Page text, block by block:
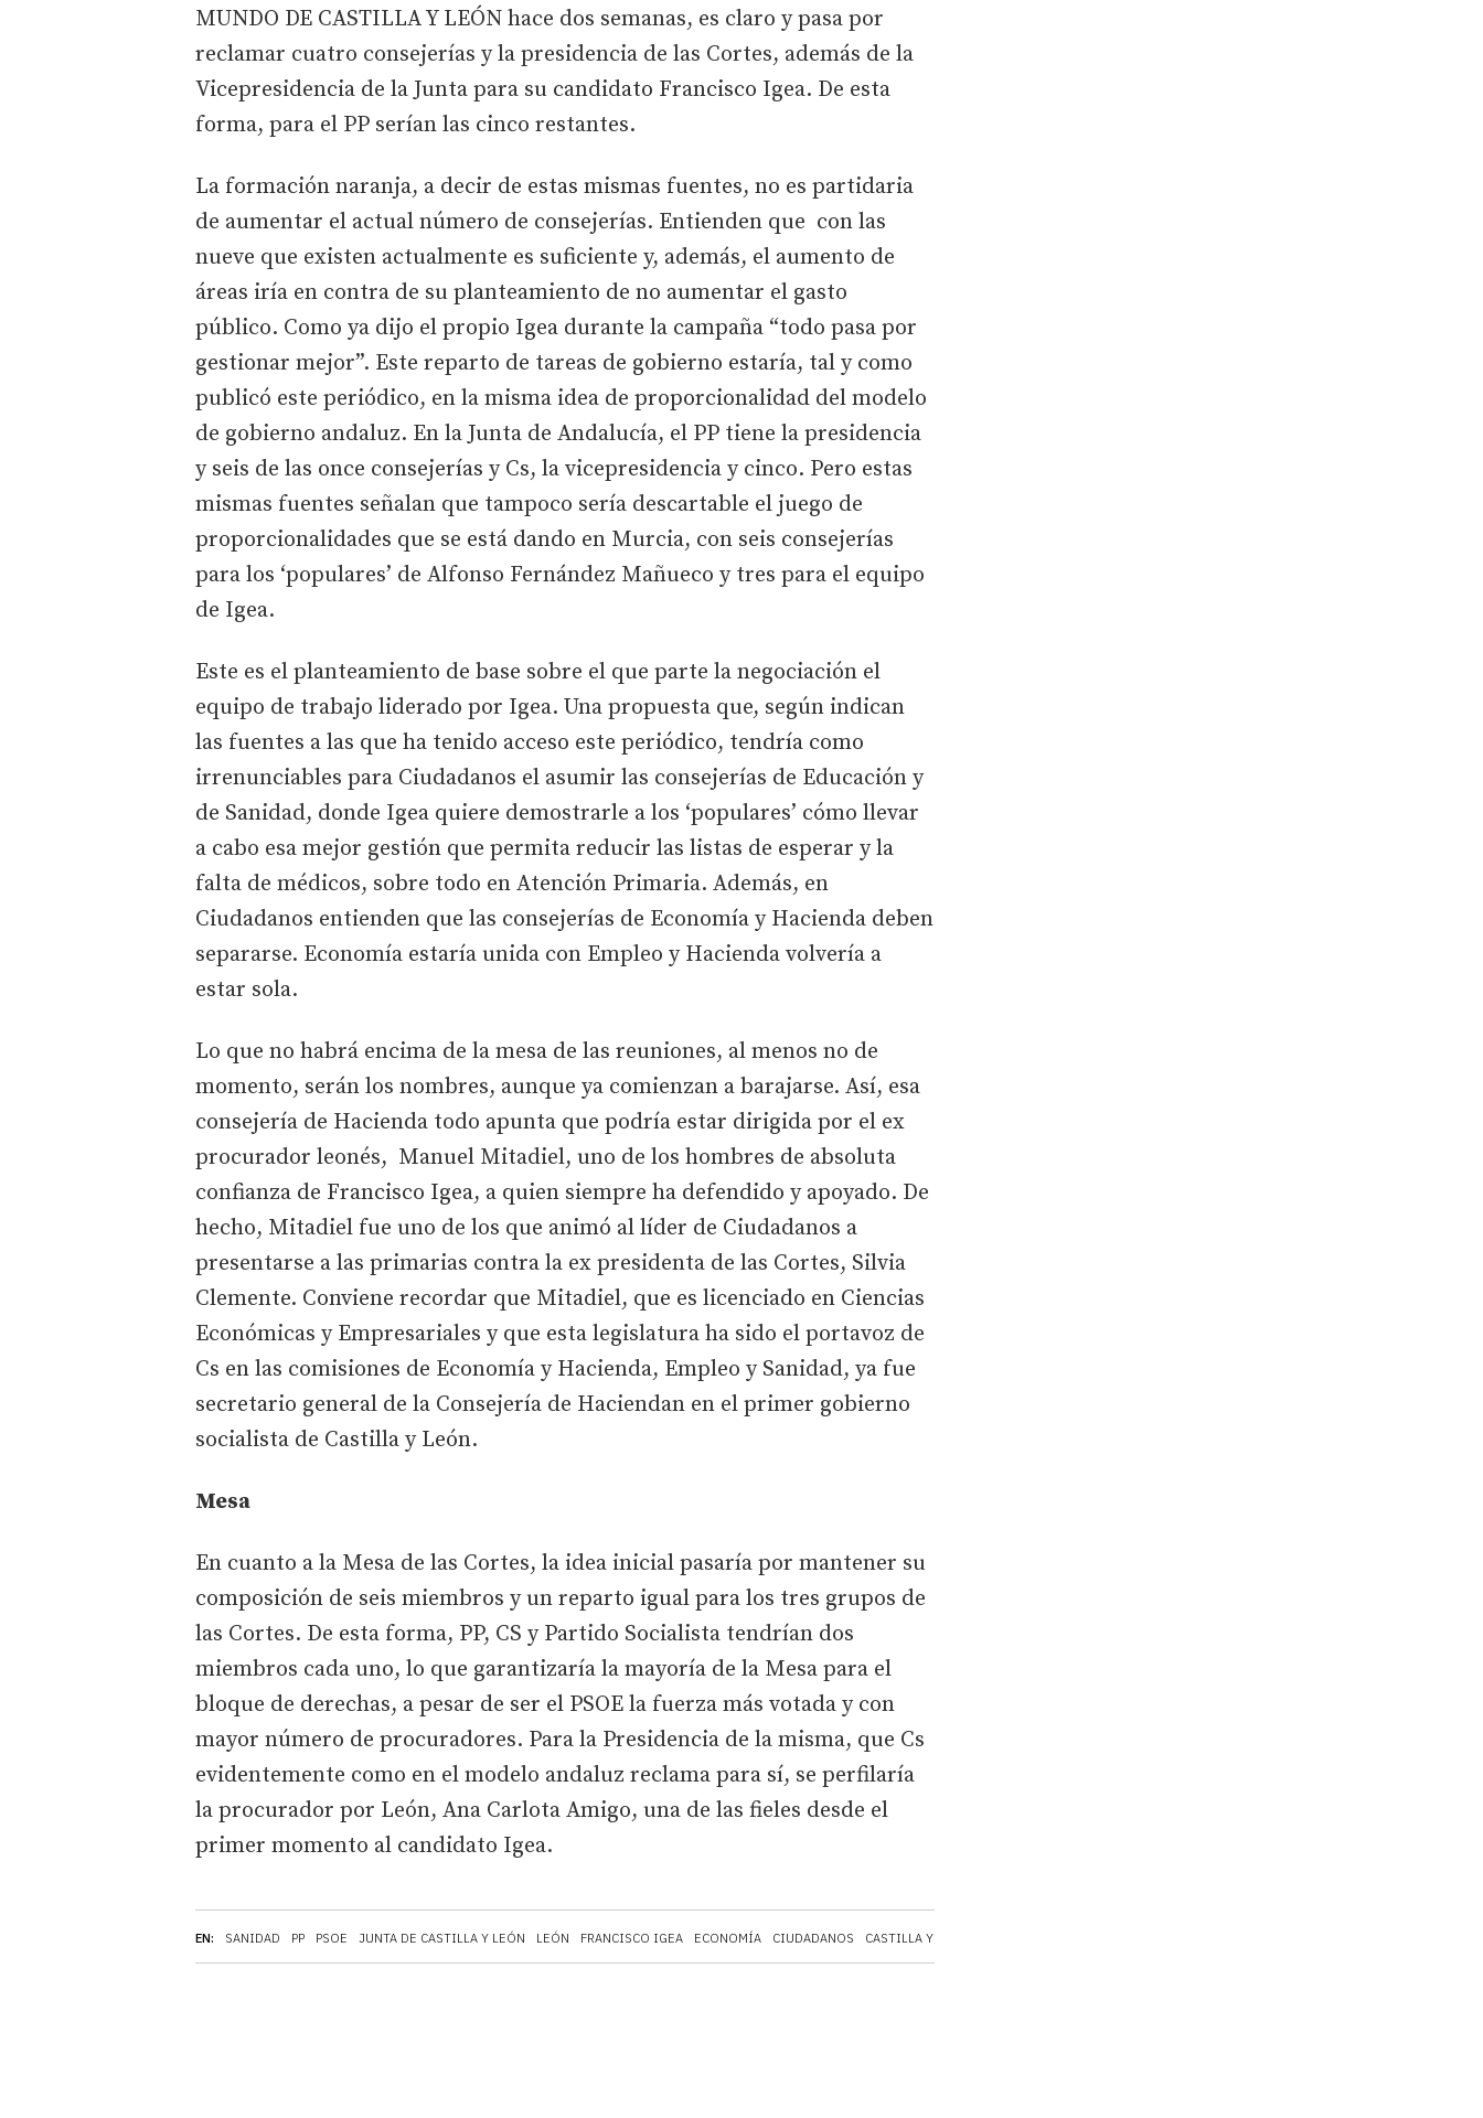
EN: SANIDAD PP PSOE JUNTA DE CASTILLA Y LEÓN LEÓN FRANCISCO IGEA ECONOMÍA CIUDADANOS CASTILLA Y LEÓN
MUNDO DE CASTILLA Y LEÓN hace dos semanas, es claro y pasa por
reclamar cuatro consejerías y la presidencia de las Cortes, además de la
Vicepresidencia de la Junta para su candidato Francisco Igea. De esta
forma, para el PP serían las cinco restantes.
La formación naranja, a decir de estas mismas fuentes, no es partidaria
de aumentar el actual número de consejerías. Entienden que con las
nueve que existen actualmente es suficiente y, además, el aumento de
áreas iría en contra de su planteamiento de no aumentar el gasto
público. Como ya dijo el propio Igea durante la campaña “todo pasa por
gestionar mejor”. Este reparto de tareas de gobierno estaría, tal y como
publicó este periódico, en la misma idea de proporcionalidad del modelo
de gobierno andaluz. En la Junta de Andalucía, el PP tiene la presidencia
y seis de las once consejerías y Cs, la vicepresidencia y cinco. Pero estas
mismas fuentes señalan que tampoco sería descartable el juego de
proporcionalidades que se está dando en Murcia, con seis consejerías
para los ‘populares’ de Alfonso Fernández Mañueco y tres para el equipo
de Igea.
Este es el planteamiento de base sobre el que parte la negociación el
equipo de trabajo liderado por Igea. Una propuesta que, según indican
las fuentes a las que ha tenido acceso este periódico, tendría como
irrenunciables para Ciudadanos el asumir las consejerías de Educación y
de Sanidad, donde Igea quiere demostrarle a los ‘populares’ cómo llevar
a cabo esa mejor gestión que permita reducir las listas de esperar y la
falta de médicos, sobre todo en Atención Primaria. Además, en
Ciudadanos entienden que las consejerías de Economía y Hacienda deben
separarse. Economía estaría unida con Empleo y Hacienda volvería a
estar sola.
Lo que no habrá encima de la mesa de las reuniones, al menos no de
momento, serán los nombres, aunque ya comienzan a barajarse. Así, esa
consejería de Hacienda todo apunta que podría estar dirigida por el ex
procurador leonés, Manuel Mitadiel, uno de los hombres de absoluta
confianza de Francisco Igea, a quien siempre ha defendido y apoyado. De
hecho, Mitadiel fue uno de los que animó al líder de Ciudadanos a
presentarse a las primarias contra la ex presidenta de las Cortes, Silvia
Clemente. Conviene recordar que Mitadiel, que es licenciado en Ciencias
Económicas y Empresariales y que esta legislatura ha sido el portavoz de
Cs en las comisiones de Economía y Hacienda, Empleo y Sanidad, ya fue
secretario general de la Consejería de Haciendan en el primer gobierno
socialista de Castilla y León.
Mesa
En cuanto a la Mesa de las Cortes, la idea inicial pasaría por mantener su
composición de seis miembros y un reparto igual para los tres grupos de
las Cortes. De esta forma, PP, CS y Partido Socialista tendrían dos
miembros cada uno, lo que garantizaría la mayoría de la Mesa para el
bloque de derechas, a pesar de ser el PSOE la fuerza más votada y con
mayor número de procuradores. Para la Presidencia de la misma, que Cs
evidentemente como en el modelo andaluz reclama para sí, se perfilaría
la procurador por León, Ana Carlota Amigo, una de las fieles desde el
primer momento al candidato Igea.